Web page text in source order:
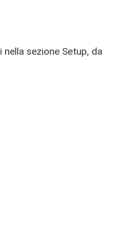
sezione Setup, da